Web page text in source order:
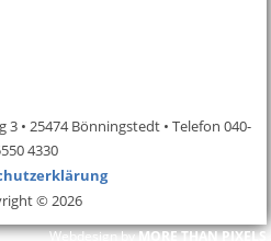
• 25474 Bönningstedt • Telefon 040-
4330
© 2026
Webdesign byMORE THAN PIXELS